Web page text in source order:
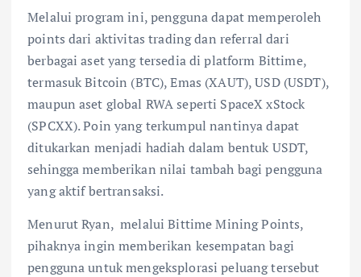
Melalui program ini, pengguna dapat memperoleh
points dari aktivitas trading dan referral dari
berbagai aset yang tersedia di platform Bittime,
termasuk Bitcoin (BTC), Emas (XAUT), USD (USDT),
maupun aset global RWA seperti SpaceX xStock
(SPCXX). Poin yang terkumpul nantinya dapat
ditukarkan menjadi hadiah dalam bentuk USDT,
sehingga memberikan nilai tambah bagi pengguna
yang aktif bertransaksi.
Menurut Ryan, melalui Bittime Mining Points,
pihaknya ingin memberikan kesempatan bagi
pengguna untuk mengeksplorasi peluang tersebut